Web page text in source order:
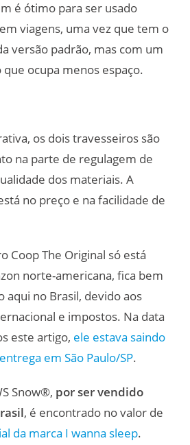
é ótimo para ser usado
viagens, uma vez que tem o
versão padrão, mas com um
ocupa menos espaço.
os dois travesseiros são
na parte de regulagem de
dos materiais. A
no preço e na facilidade de
Coop The Original só está
norte-americana, fica bem
aqui no Brasil, devido aos
e impostos. Na data
este artigo, ele estava saindo
em São Paulo/SP.
Snow®, por ser vendido
, é encontrado no valor de
da marca I wanna sleep.